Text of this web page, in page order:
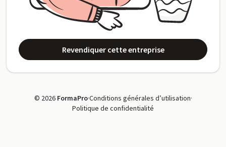
Revendiquer cette entreprise
© 2026 FormaPro·Conditions générales d’utilisation·
Politique de confidentialité